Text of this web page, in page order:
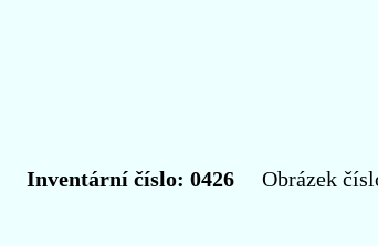
Inventární číslo: 0426Obrázek